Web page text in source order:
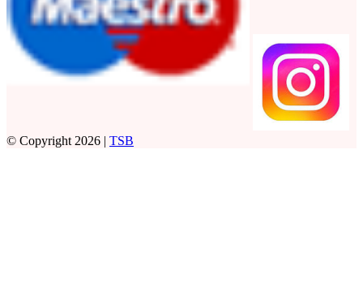
© Copyright 2026 | TSB